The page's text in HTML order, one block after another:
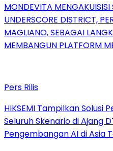
MONDEVITA
UNDERSCORE DISTRICT,
MAGLIANO, SEBAGAI
MEMBANGUN PLATFORM
Pers Rilis
HIKSEMI Tampilkan Solusi
Seluruh Skenario di Ajang
Pengembangan AI di Asia